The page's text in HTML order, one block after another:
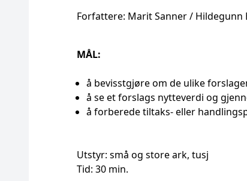
Forfattere: Marit Sanner / Hildegunn
MÅL:
å bevisstgjøre om de ulike
å se et forslags nytteverdi og
å forberede tiltaks- eller
Utstyr: små og store ark, tusj
Tid: 30 min.